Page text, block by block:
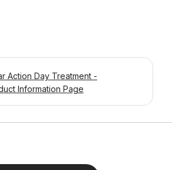
Action Day Treatment -
Information Page